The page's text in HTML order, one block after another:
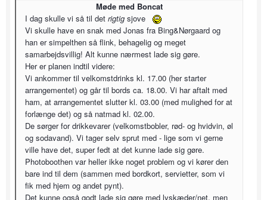
Møde med Boncat
I dag skulle vi så til det rigtig sjove
Vi skulle have en snak med Jonas fra Bing&Nørgaard og
han er simpelthen så flink, behagelig og meget
samarbejdsvillig! Alt kunne nærmest lade sig gøre.
Her er planen indtil videre:
Vi ankommer til velkomstdrinks kl. 17.00 (her starter
arrangementet) og går til bords ca. 18.00. Vi har aftalt med
ham, at arrangementet slutter kl. 03.00 (med mulighed for at
forlænge det) og så natmad kl. 02.00.
De sørger for drikkevarer (velkomstbobler, rød- og hvidvin, øl
og sodavand). Vi tager selv sprut med - lige som vi gerne
ville have det, super fedt at det kunne lade sig gøre.
Photoboothen var heller ikke noget problem og vi kører den
bare ind til dem (sammen med bordkort, servietter, som vi
fik med hjem og andet pynt).
Det kunne også godt lade sig gøre med lyskæder/net, men